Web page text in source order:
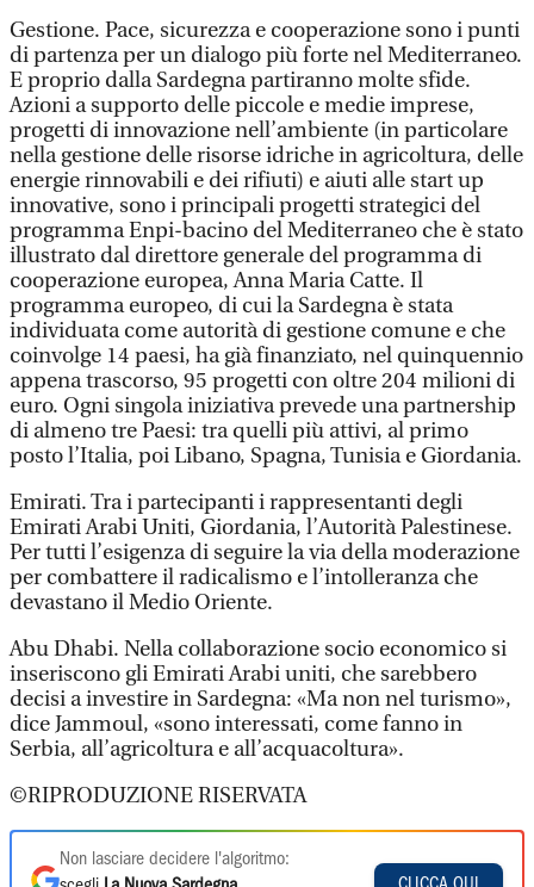
Gestione. Pace, sicurezza e cooperazione sono i punti
di partenza per un dialogo più forte nel Mediterraneo.
E proprio dalla Sardegna partiranno molte sfide.
Azioni a supporto delle piccole e medie imprese,
progetti di innovazione nell’ambiente (in particolare
nella gestione delle risorse idriche in agricoltura, delle
energie rinnovabili e dei rifiuti) e aiuti alle start up
innovative, sono i principali progetti strategici del
programma Enpi-bacino del Mediterraneo che è stato
illustrato dal direttore generale del programma di
cooperazione europea, Anna Maria Catte. Il
programma europeo, di cui la Sardegna è stata
individuata come autorità di gestione comune e che
coinvolge 14 paesi, ha già finanziato, nel quinquennio
appena trascorso, 95 progetti con oltre 204 milioni di
euro. Ogni singola iniziativa prevede una partnership
di almeno tre Paesi: tra quelli più attivi, al primo
posto l’Italia, poi Libano, Spagna, Tunisia e Giordania.
Emirati. Tra i partecipanti i rappresentanti degli
Emirati Arabi Uniti, Giordania, l’Autorità Palestinese.
Per tutti l’esigenza di seguire la via della moderazione
per combattere il radicalismo e l’intolleranza che
devastano il Medio Oriente.
Abu Dhabi. Nella collaborazione socio economico si
inseriscono gli Emirati Arabi uniti, che sarebbero
decisi a investire in Sardegna: «Ma non nel turismo»,
dice Jammoul, «sono interessati, come fanno in
Serbia, all’agricoltura e all’acquacoltura».
©RIPRODUZIONE RISERVATA
Non lasciare decidere l'algoritmo: